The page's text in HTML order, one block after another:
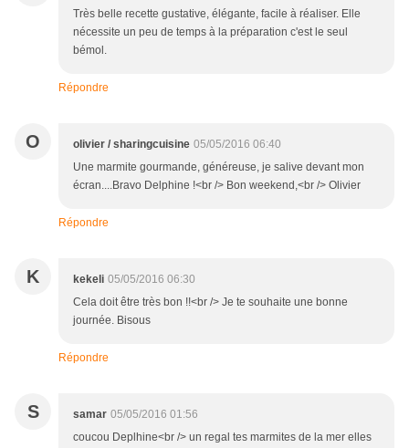
Très belle recette gustative, élégante, facile à réaliser. Elle
nécessite un peu de temps à la préparation c'est le seul
bémol.
Répondre
O olivier / sharingcuisine 05/05/2016 06:40
Une marmite gourmande, généreuse, je salive devant mon
écran....Bravo Delphine !<br /> Bon weekend,<br /> Olivier
Répondre
K kekeli 05/05/2016 06:30
Cela doit être très bon !!<br /> Je te souhaite une bonne
journée. Bisous
Répondre
S samar 05/05/2016 01:56
coucou Deplhine<br /> un regal tes marmites de la mer elles